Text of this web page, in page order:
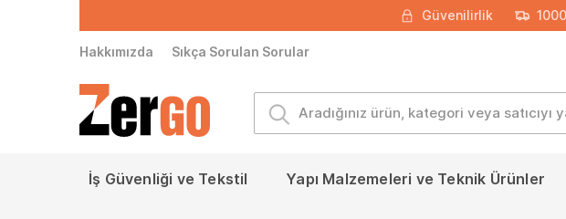
Güvenilirlik
Hakkımızda Sıkça Sorulan Sorular
İş Güvenliği ve Tekstil Yapı Malzemeleri ve Teknik Ürünler